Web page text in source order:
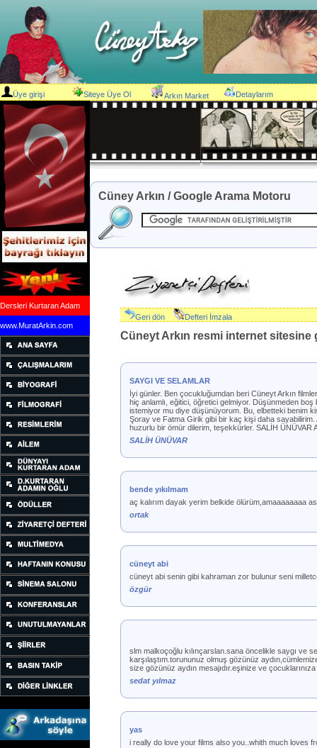
Üye girişi Siteye Üye Ol Arkın Market Detaylarım
Dersleri Kurtaran Adam
www.MuratArkin.com
Cüney Arkın / Google Arama Motoru
Geri dön Defteri İmzala
Cüneyt Arkın resmi internet
SAYGI VE SELAMLAR
İyi günler. Ben çocukluğumdan beri Cüneyt Arkın
hiç anlamlı, eğitici, öğretici gelmiyor. Düşünmeden
istemiyor mu diye düşünüyorum. Bu, elbetteki benim
Şoray ve Fatma Girik gibi bir kaç kişi daha sayabilirim.
huzurlu bir ömür dilerim, teşekkürler. SALİH ÜNÜVAR
SALİH ÜNÜVAR
bende yıkılmam
aç kalırım dayak yerim belkide ölürüm,amaaaaaaaa
ortak
cüneyt abi
cüneyt abi senin gibi kahraman zor bulunur seni
özgür
slm malkoçoğlu kılınçarslan.sana öncelikle saygı ve
karşılaştım.torununuz olmuş gözünüz
size gözünüz aydın mesajıdır.eşinize ve
sedat yılmaz
yas
i really do love your films also you..whith much loves